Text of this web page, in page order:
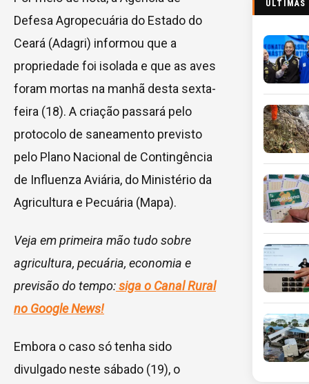
Defesa Agropecuária do Estado do
Ceará (Adagri) informou que a
propriedade foi isolada e que as aves
foram mortas na manhã desta sexta-
feira (18). A criação passará pelo
protocolo de saneamento previsto
pelo Plano Nacional de Contingência
de Influenza Aviária, do Ministério da
Agricultura e Pecuária (Mapa).
Veja em primeira mão tudo sobre
agricultura, pecuária, economia e
previsão do tempo:siga o Canal Rural
no Google News!
Embora o caso só tenha sido
divulgado neste sábado (19), o